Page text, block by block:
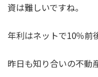
資は難しいですね。
年利はネットで10％前
昨日も知り合いの不動